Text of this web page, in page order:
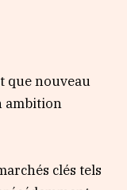
que nouveau
ambition
clés tels